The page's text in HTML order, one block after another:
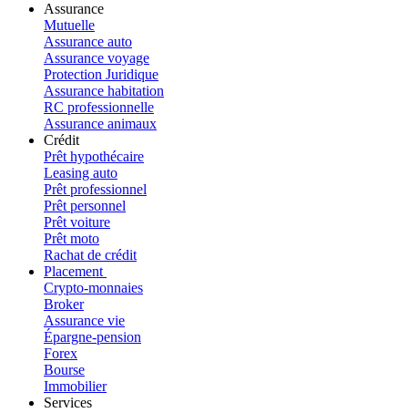
Assurance
Mutuelle
Assurance auto
Assurance voyage
Protection Juridique
Assurance habitation
RC professionnelle
Assurance animaux
Crédit
Prêt hypothécaire
Leasing auto
Prêt professionnel
Prêt personnel
Prêt voiture
Prêt moto
Rachat de crédit
Placement
Crypto-monnaies
Broker
Assurance vie
Épargne-pension
Forex
Bourse
Immobilier
Services